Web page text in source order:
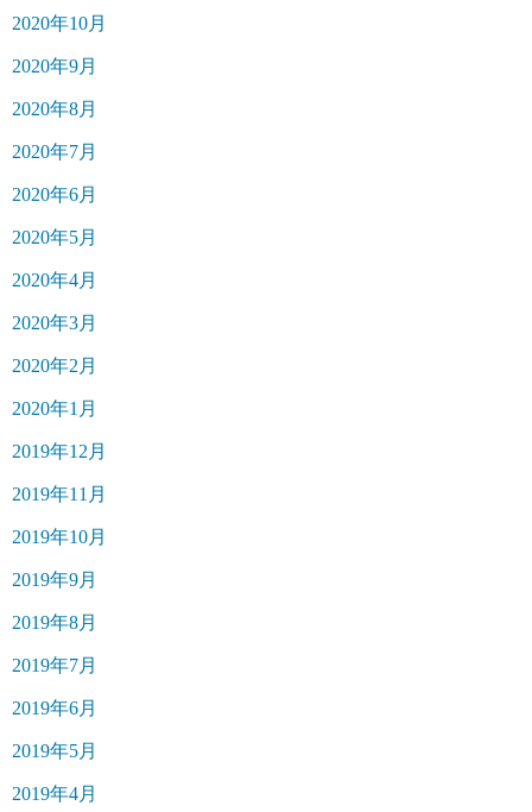
2020年10月
2020年9月
2020年8月
2020年7月
2020年6月
2020年5月
2020年4月
2020年3月
2020年2月
2020年1月
2019年12月
2019年11月
2019年10月
2019年9月
2019年8月
2019年7月
2019年6月
2019年5月
2019年4月